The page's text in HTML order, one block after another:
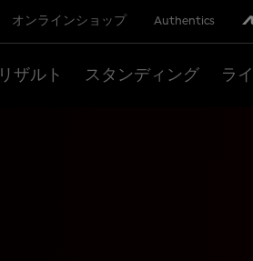
オンラインショップ Authentics
リザルト スタンディング ラ